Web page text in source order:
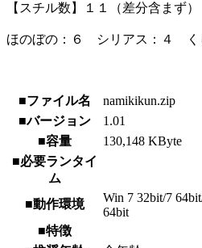
【スチル数】１１（差分含まず）
ほのぼの：６ シリアス：４ く
■ファイル名
namikikun.zip
■バージョン
1.01
■容量
130,148 KByte
■必要ランタイ
ム
■動作環境
Win 7 32bit/7
64bit
■特徴